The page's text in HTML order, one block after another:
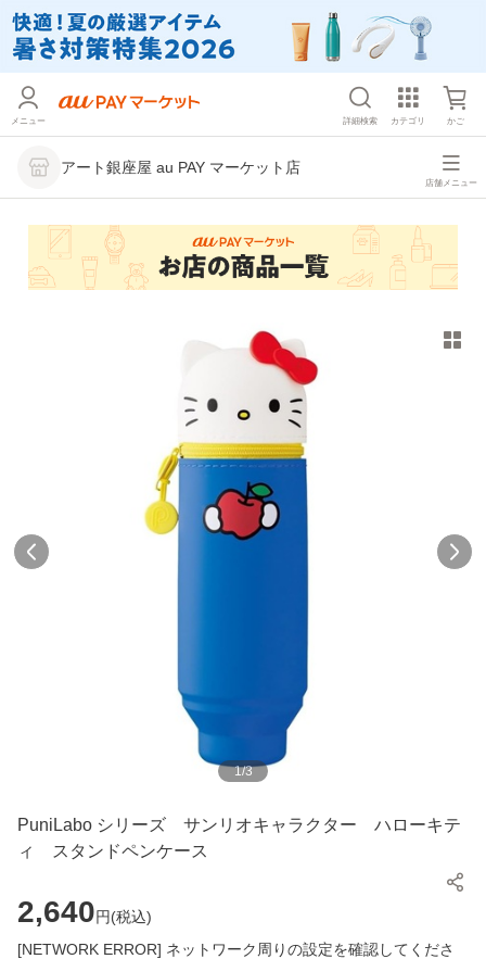
メニュー 詳細検索 カテゴリ かご
アート銀座屋 au PAY マーケット店
店舗メニュー
1/3
PuniLabo シリーズ サンリオキャラクター ハローキテ
ィ スタンドペンケース
2,640円(税込)
[NETWORK ERROR] ネットワーク周りの設定を確認してくださ